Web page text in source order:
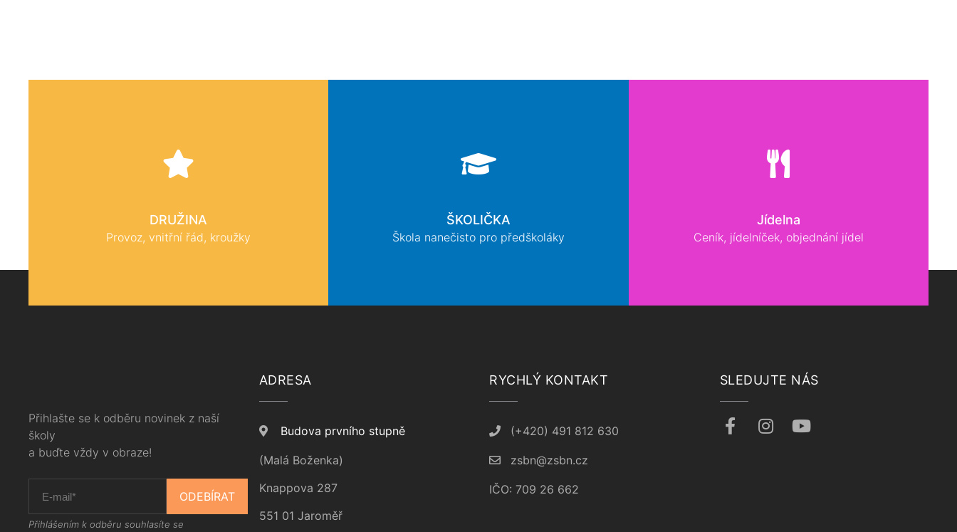
DRUŽINA
Provoz, vnitřní řád, kroužky
ŠKOLIČKA
Škola nanečisto pro předškoláky
Jídelna
Ceník, jídelníček, objednání jídel
Přihlašte se k odběru novinek z naší
školy
a buďte vždy v obraze!
ODEBÍRAT
Přihlášením k odběru souhlasíte se
ADRESA
Budova prvního stupně
(Malá Boženka)
Knappova 287
551 01 Jaroměř
RYCHLÝ KONTAKT
(+420) 491 812 630
zsbn@zsbn.cz
IČO: 709 26 662
SLEDUJTE NÁS